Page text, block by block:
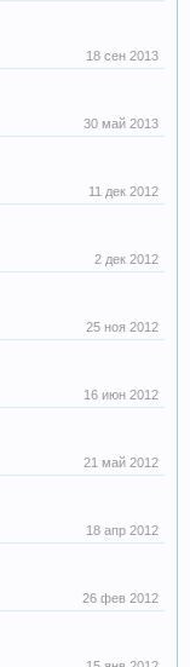
18 сен 2013
30 май 2013
11 дек 2012
2 дек 2012
25 ноя 2012
16 июн 2012
21 май 2012
18 апр 2012
26 фев 2012